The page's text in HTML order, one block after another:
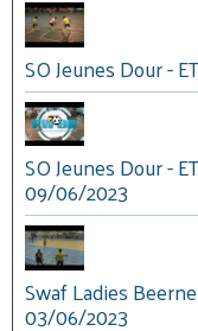
SO Jeunes Dour -
SO Jeunes Dour -
09/06/2023
Swaf Ladies
03/06/2023